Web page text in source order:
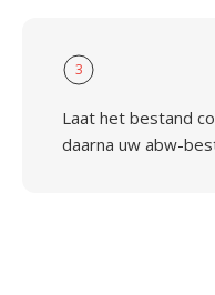
3
Laat het bestand
daarna uw abw-